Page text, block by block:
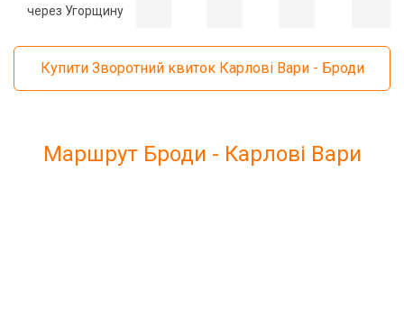
через Угорщину
Купити Зворотний квиток Карлові Вари - Броди
Маршрут Броди - Карлові Вари